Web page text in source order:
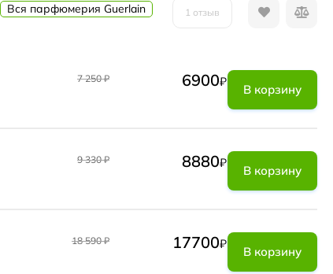
Вся парфюмерия Guerlain 1 отзыв
7 250₽ 6900₽
В корзину
9 330₽ 8880₽
В корзину
18 590₽ 17700₽
В корзину